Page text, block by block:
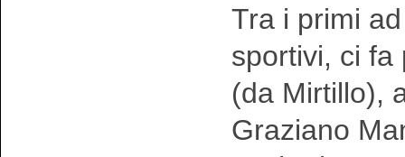
Tra i primi
sportivi, ci fa
(da Mirtillo),
Graziano